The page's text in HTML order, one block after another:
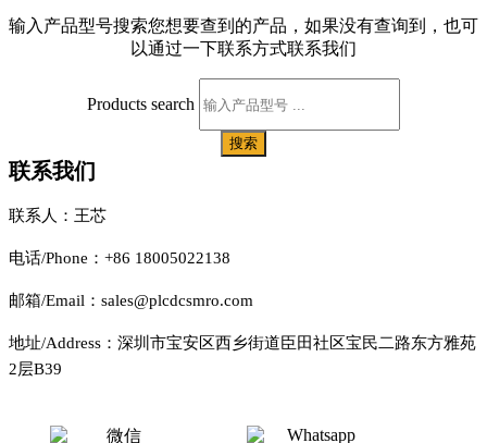
输入产品型号搜索您想要查到的产品，如果没有查询到，也可
以通过一下联系方式联系我们
Products search
搜索
联系我们
联系人：王芯
电话/Phone：+86 18005022138
邮箱/Email：sales@plcdcsmro.com
地址/Address：深圳市宝安区西乡街道臣田社区宝民二路东方雅苑
2层B39